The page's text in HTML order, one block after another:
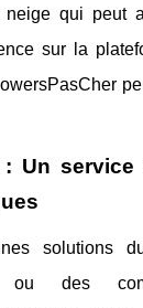
qui peut
sur la
: Un
solutions
des